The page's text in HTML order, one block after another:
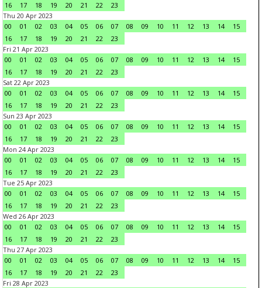
16
17 18 19 20 21 22
23
Thu 20 Apr 2023
00
01 02 03 04 05 06 07 08 09 10 11 12 13 14
15
16
17 18 19 20 21 22
23
Fri 21 Apr 2023
00
01 02 03 04 05 06 07 08 09 10 11 12 13 14
15
16
17 18 19 20 21 22
23
Sat 22 Apr 2023
00
01 02 03 04 05 06 07 08 09 10 11 12 13 14
15
16
17 18 19 20 21 22
23
Sun 23 Apr 2023
00
01 02 03 04 05 06 07 08 09 10 11 12 13 14
15
16
17 18 19 20 21 22
23
Mon 24 Apr 2023
00
01 02 03 04 05 06 07 08 09 10 11 12 13 14
15
16
17 18 19 20 21 22
23
Tue 25 Apr 2023
00
01 02 03 04 05 06 07 08 09 10 11 12 13 14
15
16
17 18 19 20 21 22
23
Wed 26 Apr 2023
00
01 02 03 04 05 06 07 08 09 10 11 12 13 14
15
16
17 18 19 20 21 22
23
Thu 27 Apr 2023
00
01 02 03 04 05 06 07 08 09 10 11 12 13 14
15
16
17 18 19 20 21 22
23
Fri 28 Apr 2023